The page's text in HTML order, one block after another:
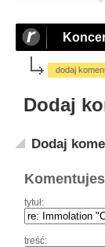
dodaj
Dodaj
Dodaj
tytuł:
treść: